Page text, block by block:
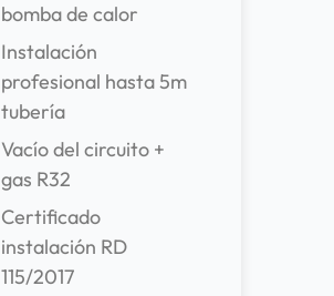
bomba de calor
Instalación
profesional hasta 5m
tubería
Vacío del circuito +
gas R32
Certificado
instalación RD
115/2017